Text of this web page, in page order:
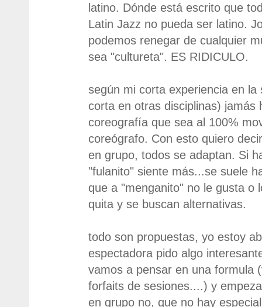
latino. Dónde está escrito que
Latin Jazz no pueda ser latino.
podemos renegar de cualquier
sea "cultureta". ES RIDICULO.
según mi corta experiencia en la
corta en otras disciplinas) jamás
coreografía que sea al 100%
coreógrafo. Con esto quiero
en grupo, todos se adaptan. Si
"fulanito" siente más...se suele
que a "menganito" no le gusta o
quita y se buscan alternativas.
todo son propuestas, yo estoy
espectadora pido algo
vamos a pensar en una formula
forfaits de sesiones....) y
en grupo no, que no hay